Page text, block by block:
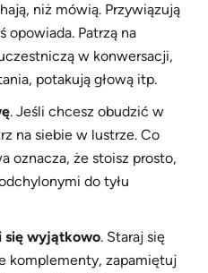
niż mówią. Przywiązują
opowiada. Patrzą na
w konwersacji,
potakują głową itp.
. Jeśli chcesz obudzić w
na siebie w lustrze. Co
oznacza, że ​​stoisz prosto,
do tyłu
się wyjątkowo. Staraj się
komplementy, zapamiętuj